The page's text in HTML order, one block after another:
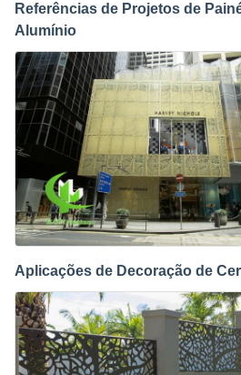
Referências de Projetos de
Alumínio
Aplicações de Decoração de